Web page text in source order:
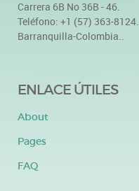
Carrera 6B No 36B - 46.
Teléfono: +1 (57) 363-8124.
Barranquilla-Colombia..
ENLACE ÚTILES
About
Pages
FAQ